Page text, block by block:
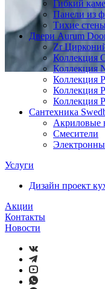
Гибкий
Панели из
Тихие стены
Двери Aurum
Zr
Коллекция
Коллекция
Коллекция
Коллекция
Коллекция
Сантехника
Акриловые
Смесители
Услуги
Дизайн проект
Акции
Контакты
Новости